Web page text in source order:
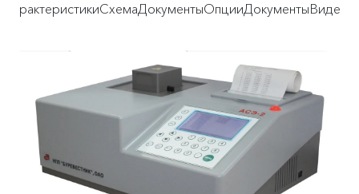
ХарактеристикиСхемаДокументыОпцииДокументы